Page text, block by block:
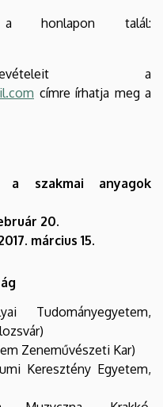
a honlapon talál:
a
címre írhatja meg a
a szakmai anyagok
20.
március 15.
Tudományegyetem,
Zeneművészeti Kar)
Keresztény Egyetem,